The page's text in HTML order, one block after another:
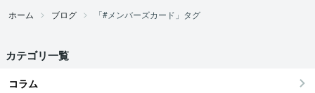
ホーム ブログ 「#メンバーズカード」タグ
カテゴリ一覧
コラム